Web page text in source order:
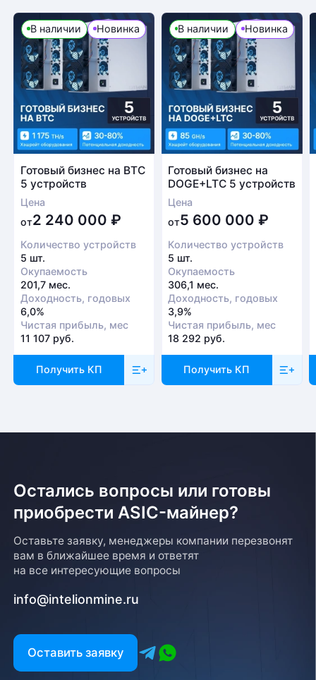
В наличии Новинка
Готовый бизнес на BTC
5 устройств
Цена
от2 240 000 ₽
Количество устройств
5 шт.
Окупаемость
201,7 мес.
Доходность, годовых
6,0%
Чистая прибыль, мес
11 107 руб.
Получить КП
В наличии Новинка
Готовый бизнес на
DOGE+LTC 5 устройств
Цена
от5 600 000₽
Количество устройств
5 шт.
Окупаемость
306,1 мес.
Доходность, годовых
3,9%
Чистая прибыль, мес
18 292 руб.
Получить КП
Остались вопросы или готовы
приобрести ASIC-майнер?
Оставьте заявку, менеджеры компании перезвонят
вам в ближайшее время и ответят
на все интересующие вопросы
info@intelionmine.ru
Оставить заявку